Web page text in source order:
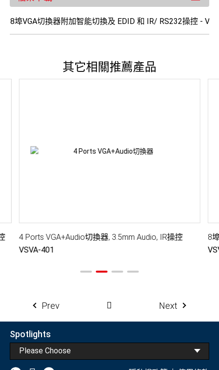
8埠VGA切換器附加智能切換及 EDID 和 IR/ RS232操控 -
其它相關推薦產品
4 Ports VGA+Audio切換器, 3.5mm Audio, IR操控
VSVA-401
Prev Next
Spotlights
Please Choose